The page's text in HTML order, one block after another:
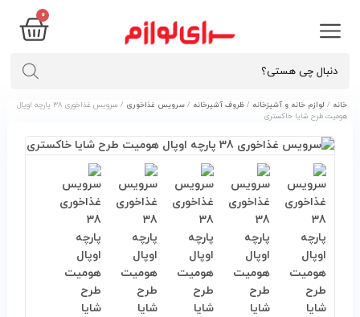
۰
خانه / لوازم خانه و آشپزخانه / ظروف آشپرخانه / سرویس غذاخوری
/ سرویس غذاخوری ۳۸ پارچه اوپال
هومیت طرح شایا خاکستری